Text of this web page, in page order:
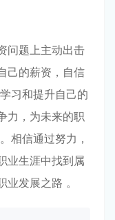
问题上主动出击
己的薪资，自信
习和提升自己的
力，为未来的职
相信通过努力，
业生涯中找到属
发展之路 。